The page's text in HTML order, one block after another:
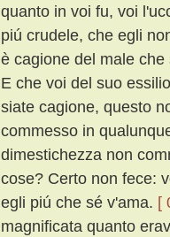
quanto in voi fu, voi
piú crudele, che egli
è cagione del male
E che voi del suo
siate cagione, questo
commesso in
dimestichezza non
cose? Certo non fece:
egli piú che sé v'ama. [
magnificata quanto